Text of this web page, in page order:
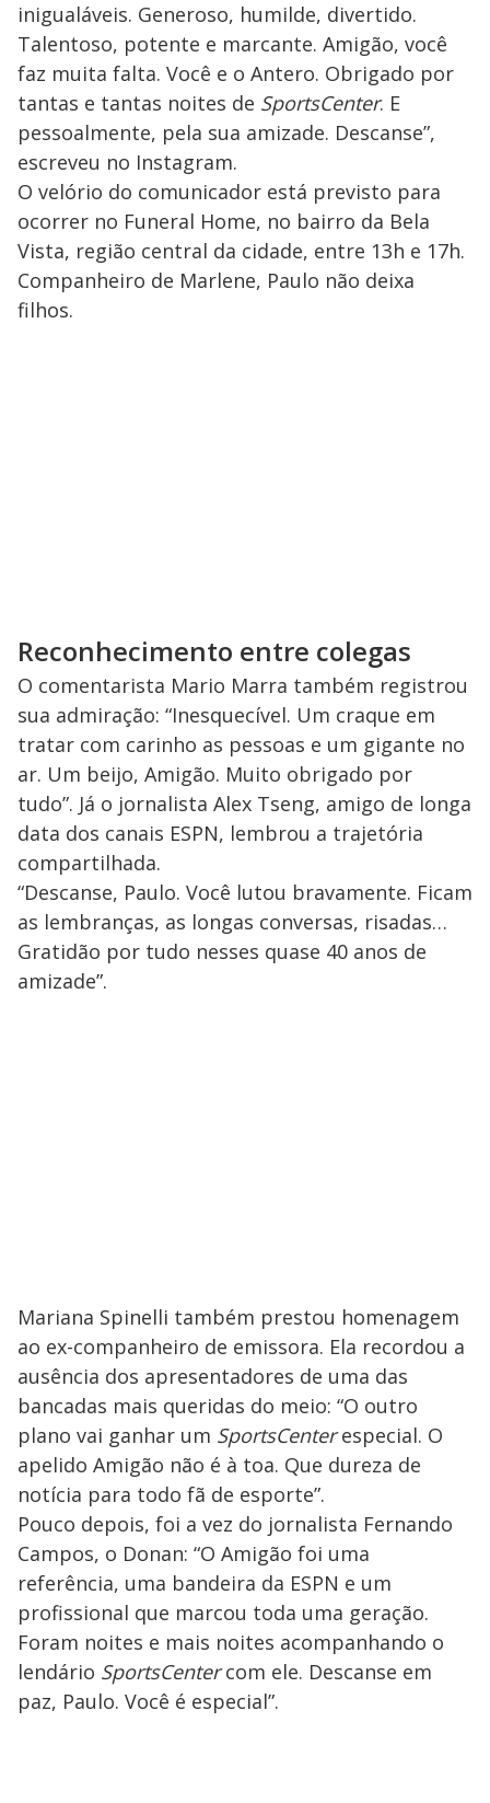
inigualáveis. Generoso, humilde, divertido.
Talentoso, potente e marcante. Amigão, você
faz muita falta. Você e o Antero. Obrigado por
tantas e tantas noites de SportsCenter. E
pessoalmente, pela sua amizade. Descanse”,
escreveu no Instagram.
O velório do comunicador está previsto para
ocorrer no Funeral Home, no bairro da Bela
Vista, região central da cidade, entre 13h e 17h.
Companheiro de Marlene, Paulo não deixa
filhos.
Reconhecimento entre colegas
O comentarista Mario Marra também registrou
sua admiração: “Inesquecível. Um craque em
tratar com carinho as pessoas e um gigante no
ar. Um beijo, Amigão. Muito obrigado por
tudo”. Já o jornalista Alex Tseng, amigo de longa
data dos canais ESPN, lembrou a trajetória
compartilhada.
“Descanse, Paulo. Você lutou bravamente. Ficam
as lembranças, as longas conversas, risadas…
Gratidão por tudo nesses quase 40 anos de
amizade”.
Mariana Spinelli também prestou homenagem
ao ex-companheiro de emissora. Ela recordou a
ausência dos apresentadores de uma das
bancadas mais queridas do meio: “O outro
plano vai ganhar um SportsCenterespecial. O
apelido Amigão não é à toa. Que dureza de
notícia para todo fã de esporte”.
Pouco depois, foi a vez do jornalista Fernando
Campos, o Donan: “O Amigão foi uma
referência, uma bandeira da ESPN e um
profissional que marcou toda uma geração.
Foram noites e mais noites acompanhando o
lendário SportsCentercom ele. Descanse em
paz, Paulo. Você é especial”.